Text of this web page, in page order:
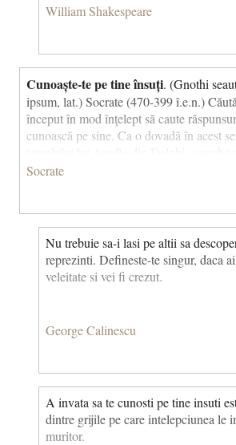
William Shakespeare
Cunoaște-te pe tine însuți. (Gnothi
ipsum, lat.) Socrate (470-399 î.e.n.)
început în mod înţelept să caute
cunoască pe sine. Ca o dovadă în acest
„Homo nosce te ipsum" - în greacă,
- 543 î.e.n.) - şi înseamnă „Omule,
Insuţi", continuarea fiind „şi vei
Se remarcă aici cuvântul cunoaştere. Este
o cunoaştere superioară, transcendentală,
ceea ce este cu adevărat Divin. De fapt,
în negura vremurilor, îndemnul nu este,
Apollo din Delphi, invita oamenii să se
fața zeilor. Templul din Delphi era
găzduia celebrul Oracol care, prin
Pythia, în cadrul unui ceremonial mistic,
zeului la întrebările pelerinilor.
Socrate
Nu trebuie sa-i lasi pe altii sa
reprezinti. Defineste-te singur, daca ai
veleitate si vei fi crezut.
George Calinescu
A invata sa te cunosti pe tine insuti
dintre grijile pe care intelepciunea le
muritor.